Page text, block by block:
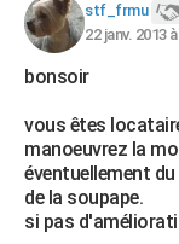
S'inscrire
Se connecter
Lycées
Collèges
Primaires
Universités
Entreprises
Service militaire
Avis de recherche
AVIS DE DÉCÈS
FORUM
Bricolage
Lifestyle
Culture
Sport
Auto
Television
Voyage
Cinema
stf_frmu
22 janv. 2013
bonsoir
vous êtes
manoeuvrez la
éventuellement
de la soupape.
si pas